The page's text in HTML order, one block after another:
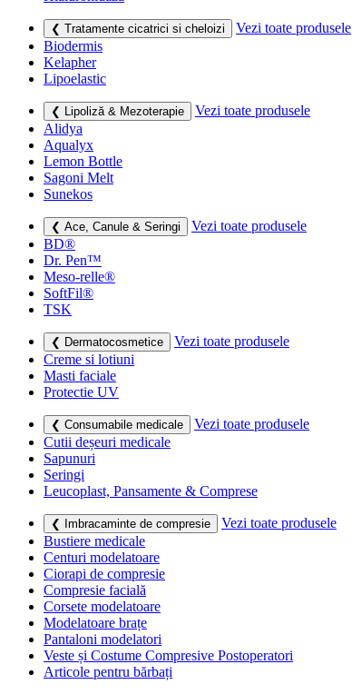
❮ Tratamente cicatrici si cheloizi
Vezi toate produsele
Biodermis
Kelapher
Lipoelastic
❮ Lipoliză & Mezoterapie
Vezi toate produsele
Alidya
Aqualyx
Lemon Bottle
Sagoni Melt
Sunekos
❮ Ace, Canule & Seringi
Vezi toate produsele
BD®
Dr. Pen™
Meso-relle®
SoftFil®
TSK
❮ Dermatocosmetice
Vezi toate produsele
Creme si lotiuni
Masti faciale
Protectie UV
❮ Consumabile medicale
Vezi toate produsele
Cutii deșeuri medicale
Sapunuri
Seringi
Leucoplast, Pansamente & Comprese
❮ Imbracaminte de compresie
Vezi toate produsele
Bustiere medicale
Centuri modelatoare
Ciorapi de compresie
Compresie facială
Corsete modelatoare
Modelatoare brațe
Pantaloni modelatori
Veste și Costume Compresive Postoperatori
Articole pentru bărbați